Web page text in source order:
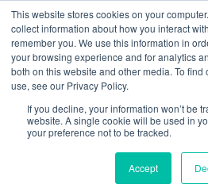
This website stores cookies on your
collect information about how you interact
remember you. We use this information in
your browsing experience and for analytics
both on this website and other media. To
use, see our Privacy Policy.
If you decline, your information won’t be
website. A single cookie will be used in
your preference not to be tracked.
Accept